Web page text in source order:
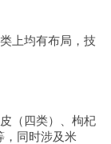
上均有布局，技
（四类）、枸杞
，同时涉及米